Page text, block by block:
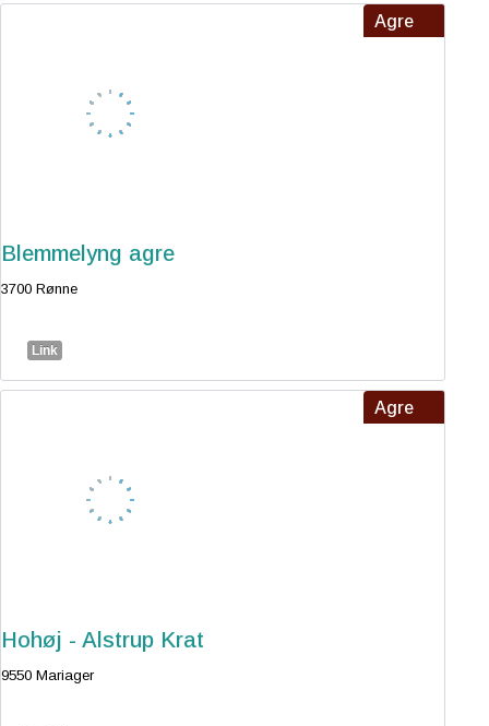
Agre
Blemmelyng agre
3700 Rønne
Link
Agre
Hohøj - Alstrup Krat
9550 Mariager